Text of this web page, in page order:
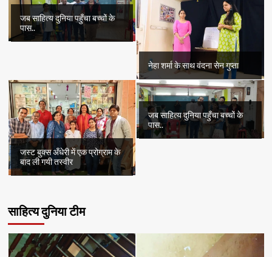
जब साहित्य दुनिया पहुँचा बच्चों के
पास..
नेहा शर्मा के साथ वंदना सेन गुप्ता
जस्ट बुक्स अँधेरी में एक प्रोग्राम के
बाद ली गयी तस्वीर
जब साहित्य दुनिया पहुँचा बच्चों के
पास..
साहित्य दुनिया टीम